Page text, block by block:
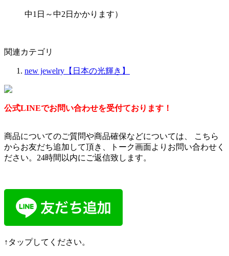
中1日～中2日かかります）
関連カテゴリ
new jewelry【日本の光輝き】
公式LINEでお問い合わせを受付ております！
商品についてのご質問や商品確保などについては、 こちら
からお友だち追加して頂き、トーク画面よりお問い合わせく
ださい。24時間以内にご返信致します。
↑タップしてください。